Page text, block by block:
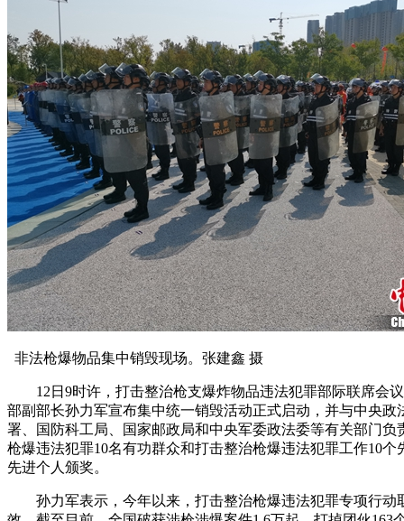
非法枪爆物品集中销毁现场。张建鑫 摄
12日9时许，打击整治枪支爆炸物品违法犯罪部际联席会
部副部长孙力军宣布集中统一销毁活动正式启动，并与中央政
署、国防科工局、国家邮政局和中央军委政法委等有关部门负
枪爆违法犯罪10名有功群众和打击整治枪爆违法犯罪工作10个
先进个人颁奖。
孙力军表示，今年以来，打击整治枪爆违法犯罪专项行动